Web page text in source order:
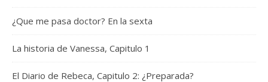
¿Que me pasa doctor? En la sexta
La historia de Vanessa, Capitulo 1
El Diario de Rebeca, Capitulo 2: ¿Preparada?